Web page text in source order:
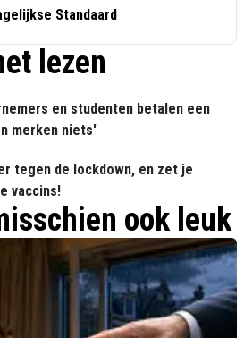
Standaard
lezen
en studenten betalen een
merken niets'
tegen de lockdown, en zet je
vaccins!
ook leuk